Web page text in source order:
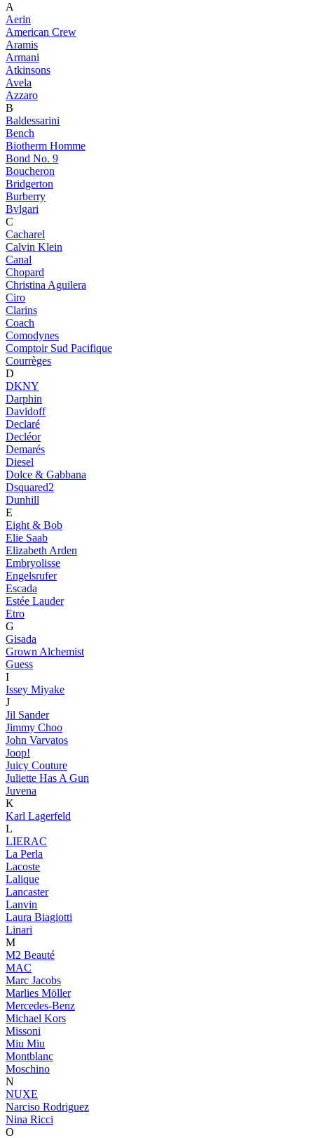
A
Aerin
American Crew
Aramis
Armani
Atkinsons
Avela
Azzaro
B
Baldessarini
Bench
Biotherm Homme
Bond No. 9
Boucheron
Bridgerton
Burberry
Bvlgari
C
Cacharel
Calvin Klein
Canal
Chopard
Christina Aguilera
Ciro
Clarins
Coach
Comodynes
Comptoir Sud Pacifique
Courrèges
D
DKNY
Darphin
Davidoff
Declaré
Decléor
Demarés
Diesel
Dolce & Gabbana
Dsquared2
Dunhill
E
Eight & Bob
Elie Saab
Elizabeth Arden
Embryolisse
Engelsrufer
Escada
Estée Lauder
Etro
G
Gisada
Grown Alchemist
Guess
I
Issey Miyake
J
Jil Sander
Jimmy Choo
John Varvatos
Joop!
Juicy Couture
Juliette Has A Gun
Juvena
K
Karl Lagerfeld
L
LIERAC
La Perla
Lacoste
Lalique
Lancaster
Lanvin
Laura Biagiotti
Linari
M
M2 Beauté
MAC
Marc Jacobs
Marlies Möller
Mercedes-Benz
Michael Kors
Missoni
Miu Miu
Montblanc
Moschino
N
NUXE
Narciso Rodriguez
Nina Ricci
O